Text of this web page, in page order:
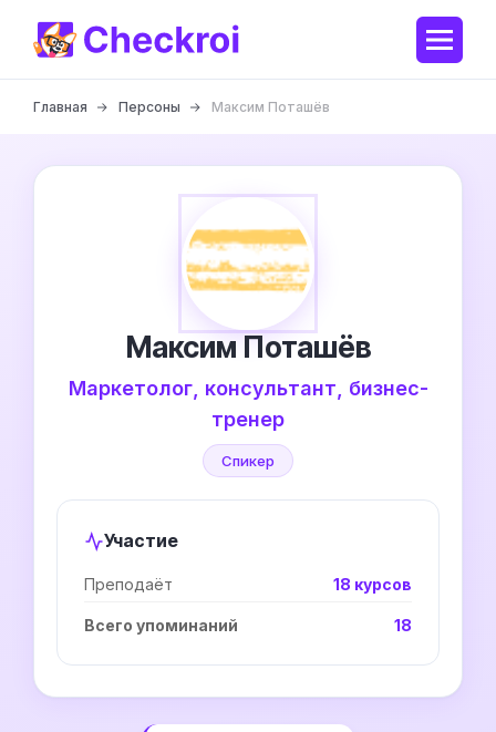
Главная Персоны Максим Поташёв
Максим Поташёв
Маркетолог, консультант, бизнес-
тренер
Спикер
Участие
Преподаёт 18 курсов
Всего упоминаний 18